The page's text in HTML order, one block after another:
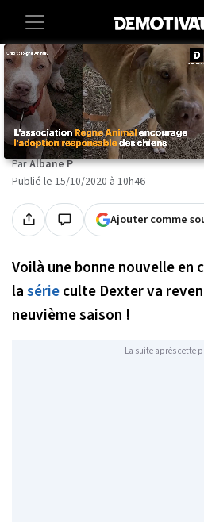
Accueil Entertainment Series
La série culte
retour sur vos
ParAlbane P
Publié le 15/10/2020 à 10h46
Ajouter comme
Voilà une bonne nouvelle en
lasérieculte Dexter va
neuvième saison !
La suite après cette